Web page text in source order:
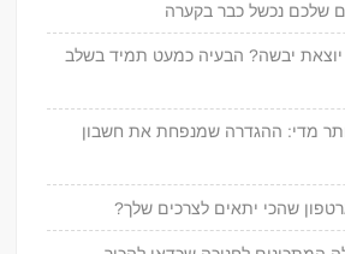
שלכם נכשל כבר בקערה
יבשה? הבעיה כמעט תמיד בשלב
מדי: ההגדרה שמנפחת את חשבון
שהכי יתאים לצרכים שלך?